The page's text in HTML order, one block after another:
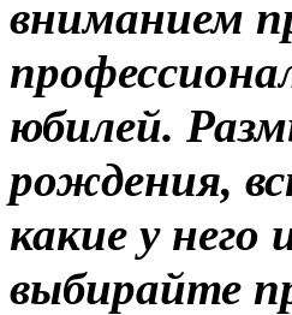
вниманием
юбилей.
рождения,
какие у него
выбирайте